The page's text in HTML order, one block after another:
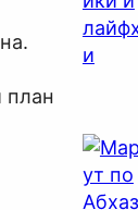
план